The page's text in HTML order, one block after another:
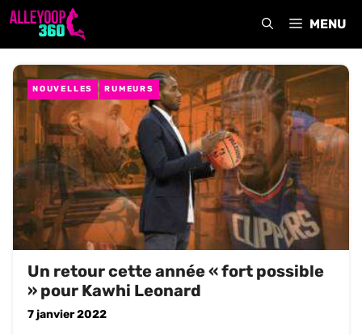
Aller
MENU
NOUVELLES RUMEURS
Un retour cette année « fort possible
» pour Kawhi Leonard
7 janvier 2022